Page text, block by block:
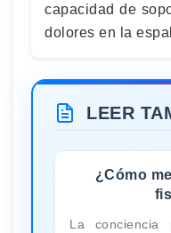
capacidad de
dolores en la
LEER
¿Cómo
La conciencia